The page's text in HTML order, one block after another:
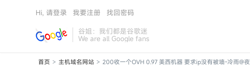
谷姐：我们都是谷歌迷
We are all Google fans
Hi, 请登录 我要注册 找回密码
首页 > 主机域名网站 > 200收一个OVH 0.97 美西机器 要求ip没有被墙-冷雨@夜